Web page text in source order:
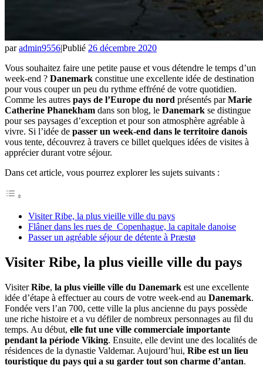
paradmin9556|Publié 26 décembre 2020
Vous souhaitez faire une petite pause et vous détendre le temps d’un
week-end ? Danemark constitue une excellente idée de destination
pour vous couper un peu du rythme effréné de votre quotidien.
Comme les autres pays de l’Europe du nord présentés parMarie
Catherine Phanekham dans son blog, le Danemark se distingue
pour ses paysages d’exception et pour son atmosphère agréable à
vivre. Si l’idée de passer un week-end dans le territoire danois
vous tente, découvrez à travers ce billet quelques idées de visites à
apprécier durant votre séjour.
Dans cet article, vous pourrez explorer les sujets suivants :
Visiter Ribe, la plus vieille ville du pays
Flâner dans les rues de Copenhague, la capitale danoise
Passer un agréable séjour de détente à Præstø
Visiter Ribe, la plus vieille ville du pays
VisiterRibe, la plus vieille ville du Danemark est une excellente
idée d’étape à effectuer au cours de votre week-end au Danemark.
Fondée vers l’an 700, cette ville la plus ancienne du pays possède
une riche histoire et a vu défiler de nombreux personnages au fil du
temps. Au début, elle fut une ville commerciale importante
pendant la période Viking. Ensuite, elle devint une des localités de
résidences de la dynastie Valdemar. Aujourd’hui, Ribe est un lieu
touristique du pays qui a su garder tout son charme d’antan.